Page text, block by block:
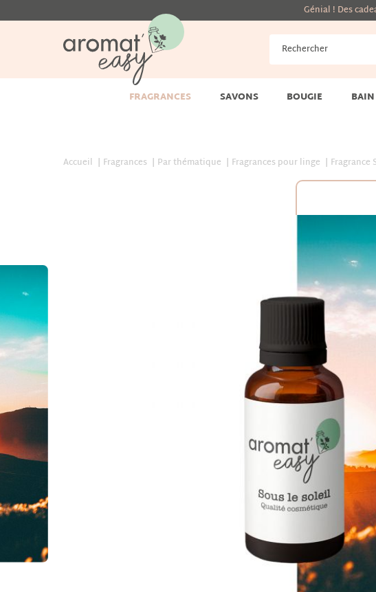
Génial ! Des
FRAGRANCES SAVONS BOUGIE BAIN
Accueil Fragrances Par thématique Fragrances pour linge Fragrance